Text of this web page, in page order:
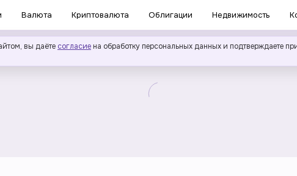
Валюта Криптовалюта Облигации Недвижимость
вы даёте согласие на обработку персональных данных и подтверждаете